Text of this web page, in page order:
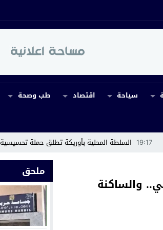
سياحة اقتصاد طب وصحة
بأوريكة تطلق حملة تحسيسية لحماية الزوار والمصطافين
والساكنة
ملحق